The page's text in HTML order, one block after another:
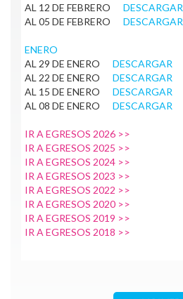
AL 12 DE FEBRERO
DESCARGAR
AL 05 DE FEBRERO
DESCARGAR
ENERO
AL 29 DE ENERO
DESCARGAR
AL 22 DE ENERO
DESCARGAR
AL 15 DE ENERO
DESCARGAR
AL 08 DE ENERO
DESCARGAR
IR A EGRESOS 2026 >>
IR A EGRESOS 2025 >>
IR A EGRESOS 2024 >>
IR A EGRESOS 2023 >>
IR A EGRESOS 2022 >>
IR A EGRESOS 2020 >>
IR A EGRESOS 2019 >>
IR A EGRESOS 2018 >>